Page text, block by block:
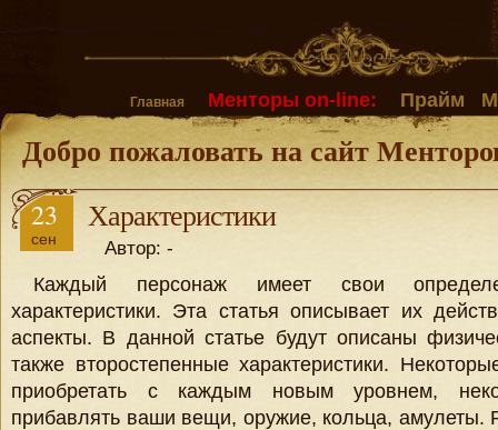
Главная Менторы on-line: Прайм
Добро пожаловать на сайт
23
сен
Характеристики
Автор: -
Каждый персонаж имеет свои
характеристики. Эта статья описывает их
аспекты. В данной статье будут описаны
также второстепенные характеристики.
приобретать с каждым новым уровнем,
прибавлять ваши вещи, оружие, кольца,